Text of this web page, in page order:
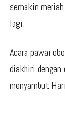
semakin
lagi.
Acara pawai
diakhiri dengan
menyambut